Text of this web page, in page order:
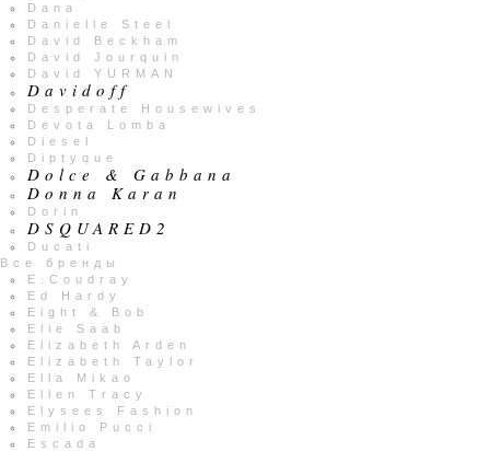
Dana
Danielle Steel
David Beckham
David Jourquin
David YURMAN
Davidoff
Desperate Housewives
Devota Lomba
Diesel
Diptyque
Dolce & Gabbana
Donna Karan
Dorin
DSQUARED2
Ducati
Все бренды
E.Coudray
Ed Hardy
Eight & Bob
Elie Saab
Elizabeth Arden
Elizabeth Taylor
Ella Mikao
Ellen Tracy
Elysees Fashion
Emilio Pucci
Escada